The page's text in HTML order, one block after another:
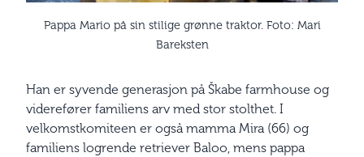
Pappa Mario på sin stilige grønne traktor. Foto: Mari
Bareksten
Han er syvende generasjon på Škabe farmhouse og
viderefører familiens arv med stor stolthet. I
velkomstkomiteen er også mamma Mira (66) og
familiens logrende retriever Baloo, mens pappa